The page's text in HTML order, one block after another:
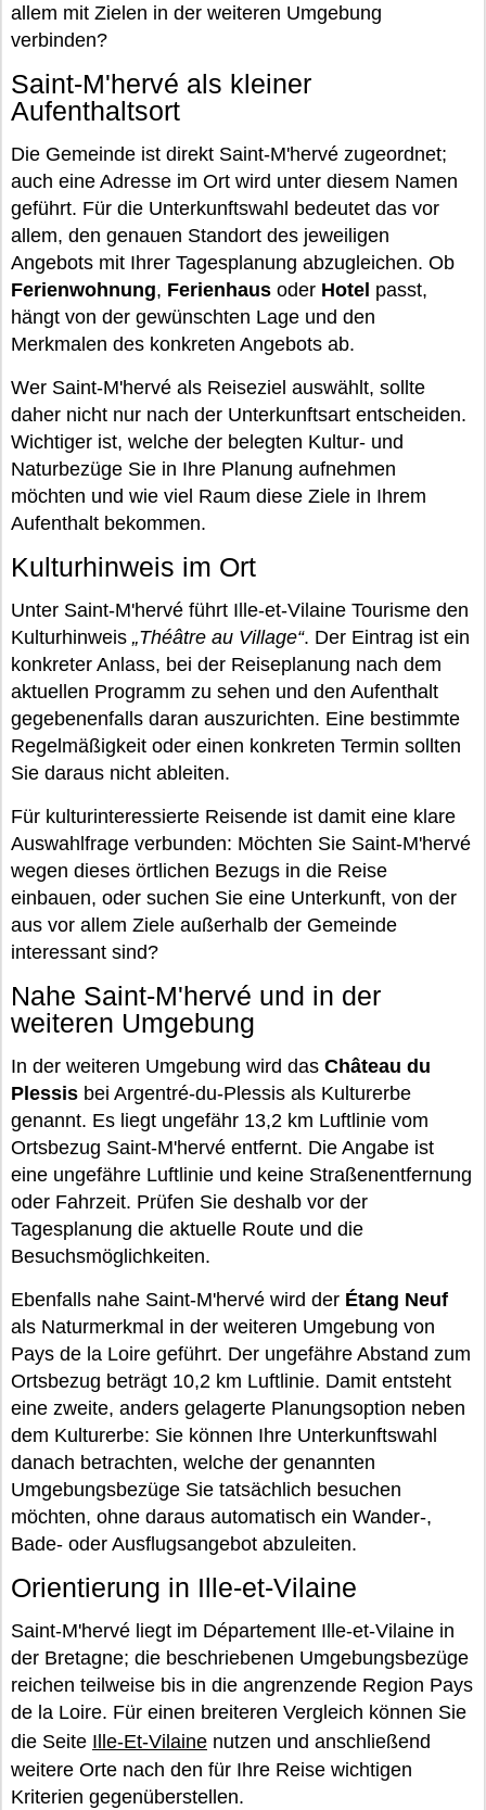
allem mit Zielen in der weiteren Umgebung
verbinden?
Saint-M'hervé als kleiner
Aufenthaltsort
Die Gemeinde ist direkt Saint-M'hervé zugeordnet;
auch eine Adresse im Ort wird unter diesem Namen
geführt. Für die Unterkunftswahl bedeutet das vor
allem, den genauen Standort des jeweiligen
Angebots mit Ihrer Tagesplanung abzugleichen. Ob
Ferienwohnung, Ferienhaus oder Hotel passt,
hängt von der gewünschten Lage und den
Merkmalen des konkreten Angebots ab.
Wer Saint-M'hervé als Reiseziel auswählt, sollte
daher nicht nur nach der Unterkunftsart entscheiden.
Wichtiger ist, welche der belegten Kultur- und
Naturbezüge Sie in Ihre Planung aufnehmen
möchten und wie viel Raum diese Ziele in Ihrem
Aufenthalt bekommen.
Kulturhinweis im Ort
Unter Saint-M'hervé führt Ille-et-Vilaine Tourisme den
Kulturhinweis „Théâtre au Village“. Der Eintrag ist ein
konkreter Anlass, bei der Reiseplanung nach dem
aktuellen Programm zu sehen und den Aufenthalt
gegebenenfalls daran auszurichten. Eine bestimmte
Regelmäßigkeit oder einen konkreten Termin sollten
Sie daraus nicht ableiten.
Für kulturinteressierte Reisende ist damit eine klare
Auswahlfrage verbunden: Möchten Sie Saint-M'hervé
wegen dieses örtlichen Bezugs in die Reise
einbauen, oder suchen Sie eine Unterkunft, von der
aus vor allem Ziele außerhalb der Gemeinde
interessant sind?
Nahe Saint-M'hervé und in der
weiteren Umgebung
In der weiteren Umgebung wird das Château du
Plessis bei Argentré-du-Plessis als Kulturerbe
genannt. Es liegt ungefähr 13,2 km Luftlinie vom
Ortsbezug Saint-M'hervé entfernt. Die Angabe ist
eine ungefähre Luftlinie und keine Straßenentfernung
oder Fahrzeit. Prüfen Sie deshalb vor der
Tagesplanung die aktuelle Route und die
Besuchsmöglichkeiten.
Ebenfalls nahe Saint-M'hervé wird der Étang Neuf
als Naturmerkmal in der weiteren Umgebung von
Pays de la Loire geführt. Der ungefähre Abstand zum
Ortsbezug beträgt 10,2 km Luftlinie. Damit entsteht
eine zweite, anders gelagerte Planungsoption neben
dem Kulturerbe: Sie können Ihre Unterkunftswahl
danach betrachten, welche der genannten
Umgebungsbezüge Sie tatsächlich besuchen
möchten, ohne daraus automatisch ein Wander-,
Bade- oder Ausflugsangebot abzuleiten.
Orientierung in Ille-et-Vilaine
Saint-M'hervé liegt im Département Ille-et-Vilaine in
der Bretagne; die beschriebenen Umgebungsbezüge
reichen teilweise bis in die angrenzende Region Pays
de la Loire. Für einen breiteren Vergleich können Sie
die Seite Ille-Et-Vilaine nutzen und anschließend
weitere Orte nach den für Ihre Reise wichtigen
Kriterien gegenüberstellen.